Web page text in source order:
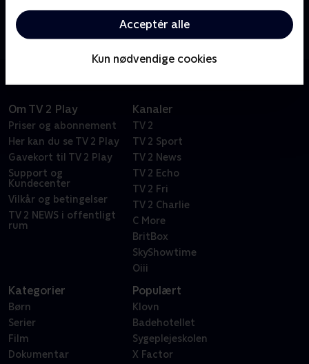
Acceptér alle
Kun nødvendige cookies
Grimms, forsvarer sin by mod magiske væsner kaldet
Wesen, der er halvt menneske, halvt dyr.
Om TV 2 Play
Priser og abonnement
Her kan du se TV 2 Play
Gavekort til TV 2 Play
Support og
Kundecenter
Vilkår og betingelser
TV 2 NEWS i offentligt
rum
Kanaler
TV 2
TV 2 Sport
TV 2 News
TV 2 Echo
TV 2 Fri
TV 2 Charlie
C More
BritBox
SkyShowtime
Oiii
Kategorier
Børn
Serier
Film
Dokumentar
Populært
Klovn
Badehotellet
Sygeplejeskolen
X Factor